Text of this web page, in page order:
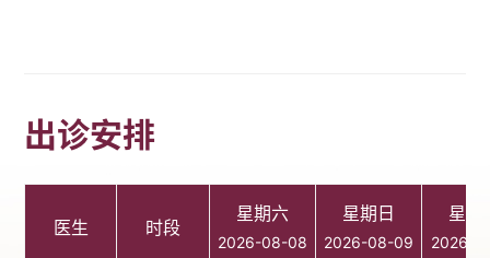
出诊安排
医生 时段
星期六
2026-08-08
星期日
2026-08-09
星期
2026-